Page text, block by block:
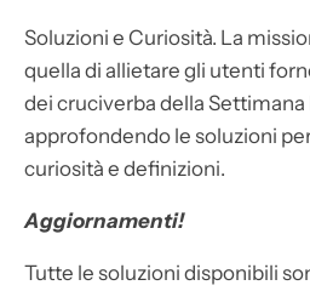
Soluzioni e Curiosità. La
quella di allietare gli utenti
dei cruciverba della Settimana
approfondendo le soluzioni
curiosità e definizioni.
Aggiornamenti!
Tutte le soluzioni disponibili